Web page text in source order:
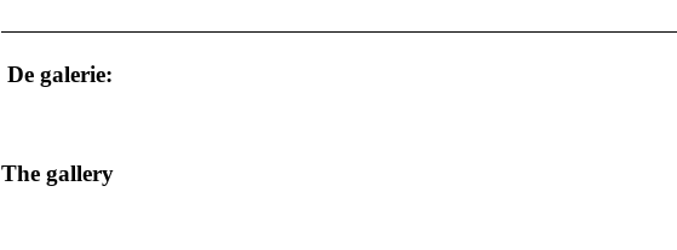
De galerie:
The gallery